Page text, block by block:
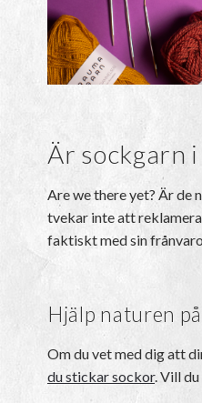
Är sockgarn
Are we there yet? Är de
tvekar inte att
faktiskt med sin
Hjälp naturen
Om du vet med dig att
du stickar sockor. Vill